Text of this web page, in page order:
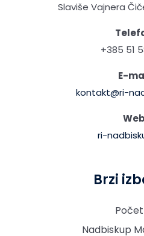
Slaviše Vajnera
+385 51
E-
kontakt@ri-
ri-
Brzi
Nadbiskup